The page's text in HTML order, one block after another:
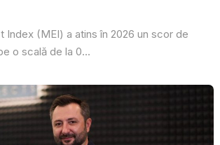
Index (MEI) a atins în 2026 un scor de
o scală de la 0...